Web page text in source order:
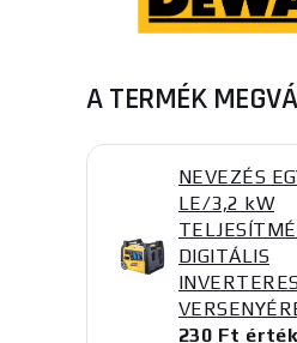
A TERMÉK
NEVEZÉS
LE/3,2 kW
DIGITÁLIS
230 Ft